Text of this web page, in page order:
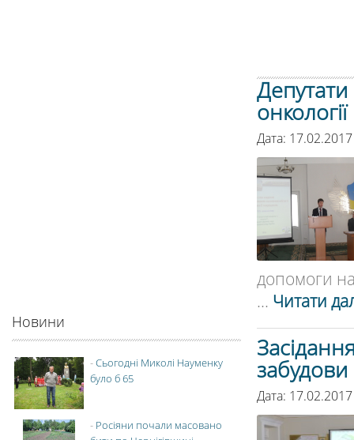
онкології
Дата:
допомоги
... Читати
Дата:
Новини
-Сьогодні Миколі Науменку
було б 65
- Росіяни почали масовано